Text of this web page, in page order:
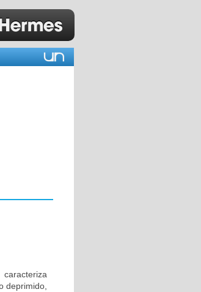
deprimido,